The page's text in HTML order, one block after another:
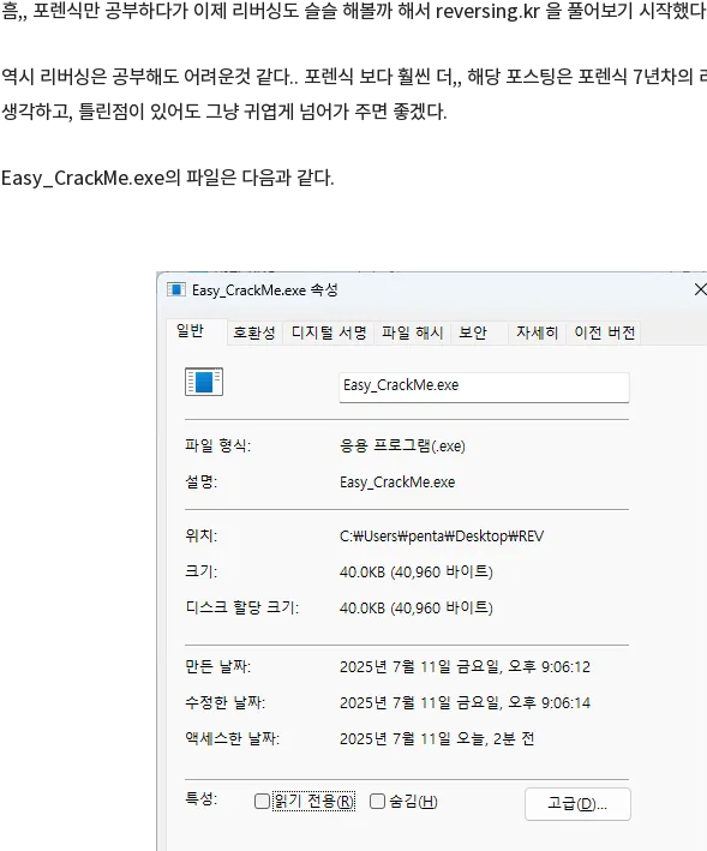
흠,, 포렌식만 공부하다가 이제 리버싱도 슬슬 해볼까 해서 reversing.kr 을 풀어보기 시작했
역시 리버싱은 공부해도 어려운것 같다.. 포렌식 보다 훨씬 더,, 해당 포스팅은 포렌식 7년차의
생각하고, 틀린점이 있어도 그냥 귀엽게 넘어가 주면 좋겠다.
Easy_CrackMe.exe의 파일은 다음과 같다.